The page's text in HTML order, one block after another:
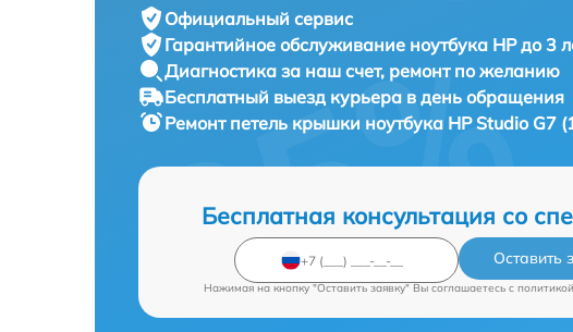
Официальный сервис
Гарантийное обслуживание ноутбука HP до 3
Диагностика за наш счет, ремонт по желанию
Бесплатный выезд курьера в день обращения
Ремонт петель крышки ноутбука HP Studio G7
Бесплатная консультация со
Оставить
Нажимая на кнопку "Оставить заявку" Вы соглашаетесь c